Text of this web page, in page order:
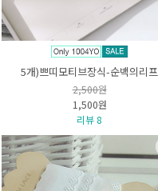
5개)쁘띠모티브장식-순백의리프
2,500원
1,500원
리뷰 8